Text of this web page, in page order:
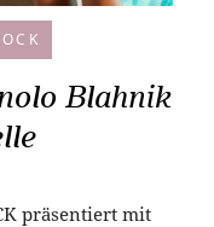
Blahnik
präsentiert mit